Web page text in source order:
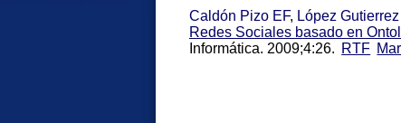
Caldón Pizo EF, López
Redes Sociales basado en
Informática. 2009;4:26. RTF